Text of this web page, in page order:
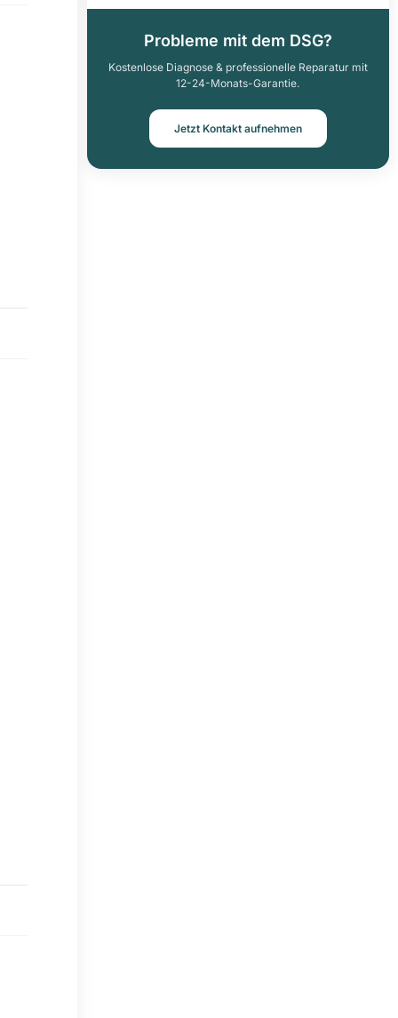
Probleme mit dem DSG?
Kostenlose Diagnose & professionelle Reparatur mit
12-24-Monats-Garantie.
Jetzt Kontakt aufnehmen